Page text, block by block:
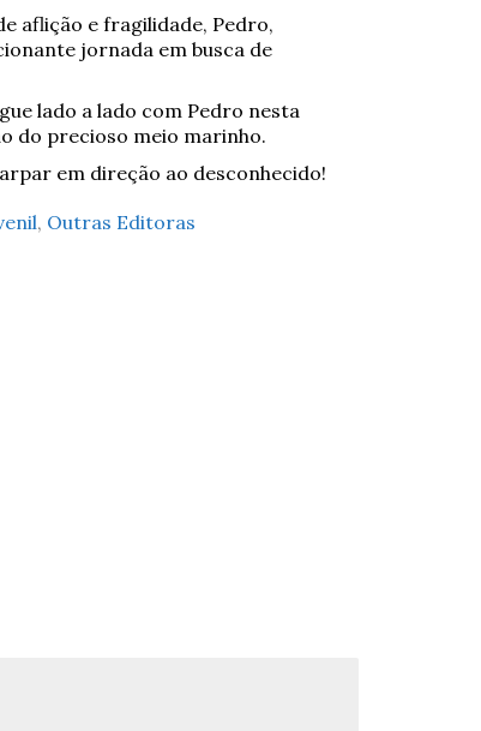
aflição e fragilidade, Pedro,
jornada em busca de
lado a lado com Pedro nesta
do precioso meio marinho.
em direção ao desconhecido!
, Outras Editoras